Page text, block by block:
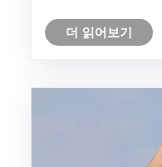
망한다. 관세는 무역
을 미치는 협상 도구
더 읽어보기